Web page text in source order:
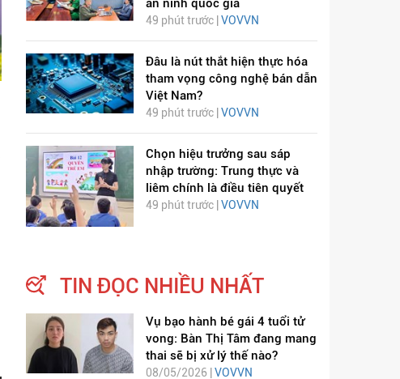
an ninh quốc gia
49 phút trước | VOVVN
Đâu là nút thắt hiện thực hóa
tham vọng công nghệ bán dẫn
Việt Nam?
49 phút trước | VOVVN
Chọn hiệu trưởng sau sáp
nhập trường: Trung thực và
liêm chính là điều tiên quyết
49 phút trước | VOVVN
TIN ĐỌC NHIỀU NHẤT
Vụ bạo hành bé gái 4 tuổi tử
vong: Bàn Thị Tâm đang mang
thai sẽ bị xử lý thế nào?
08/05/2026 | VOVVN